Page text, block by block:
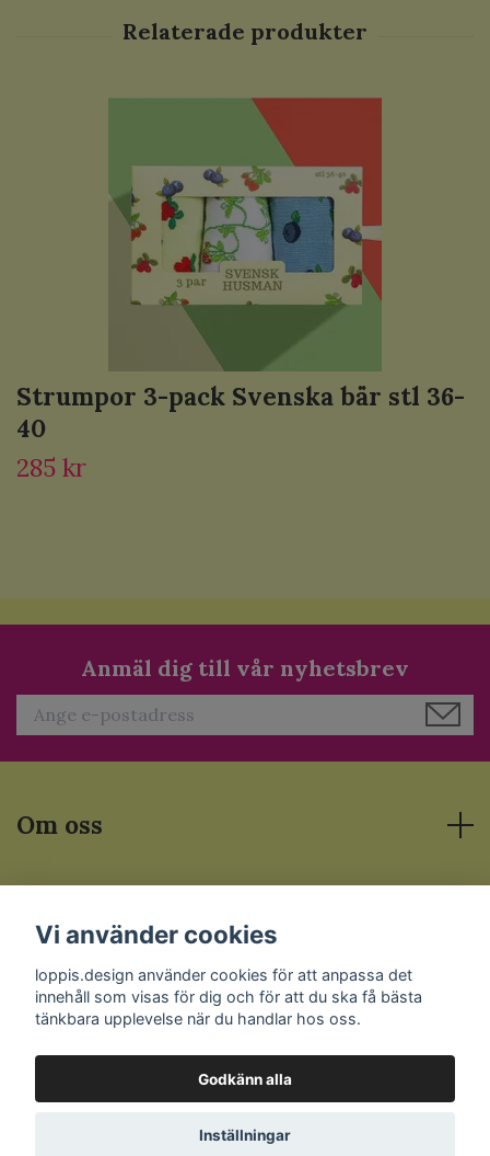
Strumpor 3-pack Svenska bär stl 36-
40
285 kr
Anmäl dig till vår nyhetsbrev
Om oss
Sociala medier
© 2026 Loppis.Design
Vi använder cookies
loppis.design använder cookies för att anpassa det
innehåll som visas för dig och för att du ska få bästa
tänkbara upplevelse när du handlar hos oss.
Godkänn alla
Inställningar